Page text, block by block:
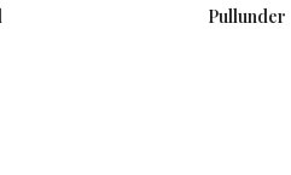
Pullunder